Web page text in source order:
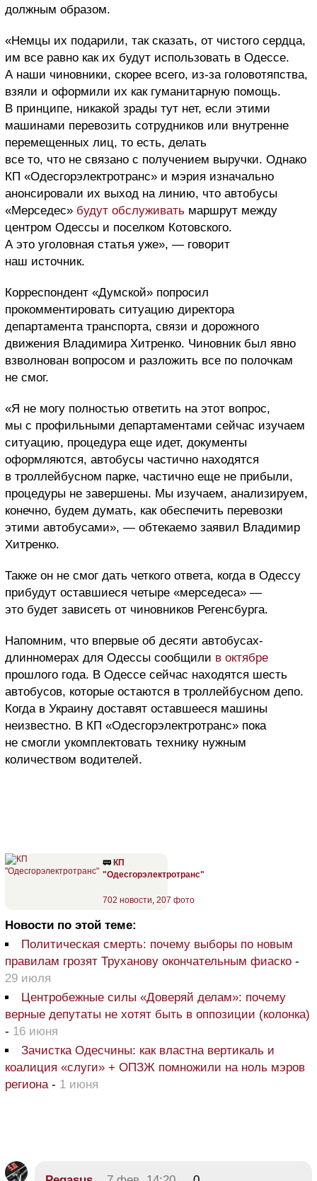
должным образом.
«Немцы их подарили, так сказать, от чистого сердца,
им все равно как их будут использовать в Одессе.
А наши чиновники, скорее всего, из-за головотяпства,
взяли и оформили их как гуманитарную помощь.
В принципе, никакой зрады тут нет, если этими
машинами перевозить сотрудников или внутренне
перемещенных лиц, то есть, делать
все то, что не связано с получением выручки. Однако
КП «Одесгорэлектротранс» и мэрия изначально
анонсировали их выход на линию, что автобусы
«Мерседес» будут обслуживать маршрут между
центром Одессы и поселком Котовского.
А это уголовная статья уже», — говорит
наш источник.
Корреспондент «Думской» попросил
прокомментировать ситуацию директора
департамента транспорта, связи и дорожного
движения Владимира Хитренко. Чиновник был явно
взволнован вопросом и разложить все по полочкам
не смог.
«Я не могу полностью ответить на этот вопрос,
мы с профильными департаментами сейчас изучаем
ситуацию, процедура еще идет, документы
оформляются, автобусы частично находятся
в троллейбусном парке, частично еще не прибыли,
процедуры не завершены. Мы изучаем, анализируем,
конечно, будем думать, как обеспечить перевозки
этими автобусами», — обтекаемо заявил Владимир
Хитренко.
Также он не смог дать четкого ответа, когда в Одессу
прибудут оставшиеся четыре «мерседеса» —
это будет зависеть от чиновников Регенсбурга.
Напомним, что впервые об десяти автобусах-
длинномерах для Одессы сообщили в октябре
прошлого года. В Одессе сейчас находятся шесть
автобусов, которые остаются в троллейбусном депо.
Когда в Украину доставят оставшееся машины
неизвестно. В КП «Одесгорэлектротранс» пока
не смогли укомплектовать технику нужным
количеством водителей.
🚃 КП
"Одесгорэлектротранс"
702 новости, 207 фото
Новости по этой теме:
Политическая смерть: почему выборы по новым
правилам грозят Труханову окончательным фиаско -
29 июля
Центробежные силы «Доверяй делам»: почему
верные депутаты не хотят быть в оппозиции (колонка)
- 16 июня
Зачистка Одесчины: как властна вертикаль и
коалиция «слуги» + ОПЗЖ помножили на ноль мэров
региона- 1 июня